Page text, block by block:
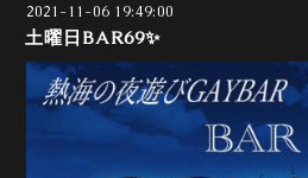
2021-11-06 19:49:00
土曜日BAR69✨